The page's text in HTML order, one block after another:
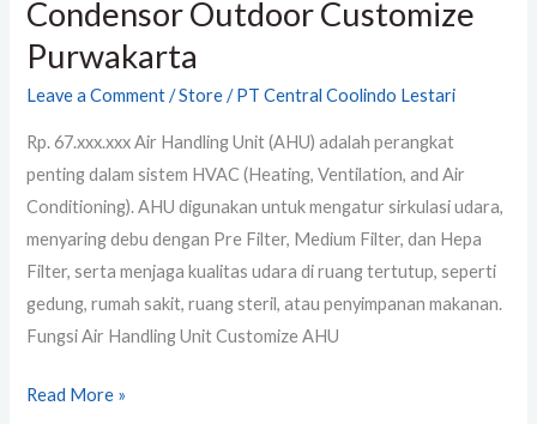
Condensor Outdoor Customize
Purwakarta
Leave a Comment /Store/PT Central Coolindo Lestari
Rp. 67.xxx.xxx Air Handling Unit (AHU) adalah perangkat
penting dalam sistem HVAC (Heating, Ventilation, and Air
Conditioning). AHU digunakan untuk mengatur sirkulasi udara,
menyaring debu dengan Pre Filter, Medium Filter, dan Hepa
Filter, serta menjaga kualitas udara di ruang tertutup, seperti
gedung, rumah sakit, ruang steril, atau penyimpanan makanan.
Fungsi Air Handling Unit Customize AHU
Read More »